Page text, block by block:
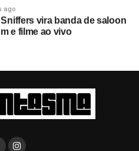
ago
vira banda de saloon
e filme ao vivo